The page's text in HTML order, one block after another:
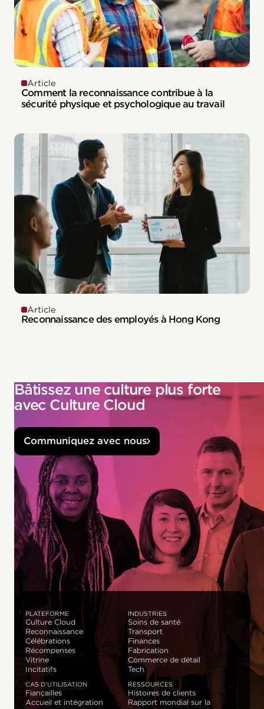
Article
Comment la reconnaissance contribue à la
sécurité physique et psychologique au travail
Article
Reconnaissance des employés à Hong Kong
Bâtissez une culture plus forte
avec Culture Cloud
Communiquez avec nous
PLATEFORME
Culture Cloud
Reconnaissance
Célébrations
Récompenses
Vitrine
Incitatifs
INDUSTRIES
Soins de santé
Transport
Finances
Fabrication
Commerce de détail
Tech
CAS D’UTILISATION
Fiançailles
Accueil et intégration
RESSOURCES
Histoires de clients
Rapport mondial sur la